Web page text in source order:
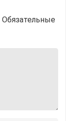
Обязательные